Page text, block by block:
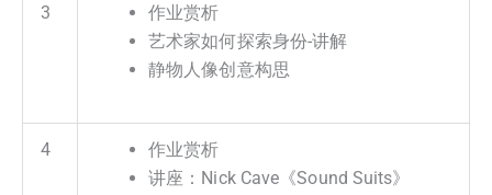
3
作业赏析
艺术家如何探索身份-讲解
静物人像创意构思
4
作业赏析
讲座：Nick Cave《Sound Suits》